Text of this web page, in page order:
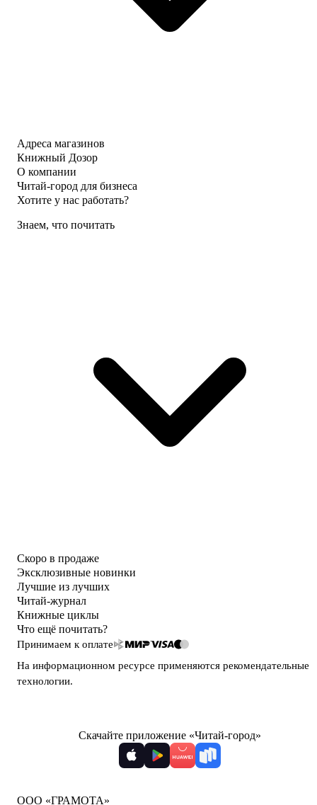
Адреса магазинов
Книжный Дозор
О компании
Читай-город для бизнеса
Хотите у нас работать?
Знаем, что почитать
Скоро в продаже
Эксклюзивные новинки
Лучшие из лучших
Читай-журнал
Книжные циклы
Что ещё почитать?
Принимаем к оплате
На информационном ресурсе применяются рекомендательные
технологии.
Скачайте приложение «Читай-город»
ООО «ГРАМОТА»